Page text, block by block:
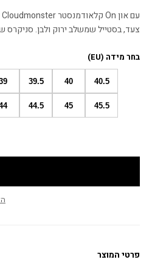
צעד, בסטייל שמשלב ירוק ולבן.
בחר מידה (EU)
39.5 40 40.5
44.5 45 45.5
פרטי המוצר